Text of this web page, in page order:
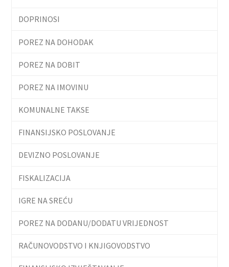
DOPRINOSI
POREZ NA DOHODAK
POREZ NA DOBIT
POREZ NA IMOVINU
KOMUNALNE TAKSE
FINANSIJSKO POSLOVANJE
DEVIZNO POSLOVANJE
FISKALIZACIJA
IGRE NA SREĆU
POREZ NA DODANU/DODATU VRIJEDNOST
RAČUNOVODSTVO I KNJIGOVODSTVO